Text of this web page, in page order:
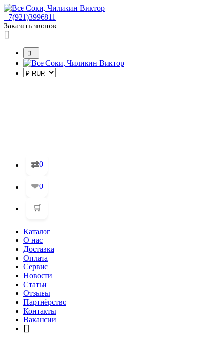
+7(921)3996811
Заказать звонок
=
⇄0
❤0
🛒
Каталог
О нас
Доставка
Оплата
Сервис
Новости
Статьи
Отзывы
Партнёрство
Контакты
Вакансии